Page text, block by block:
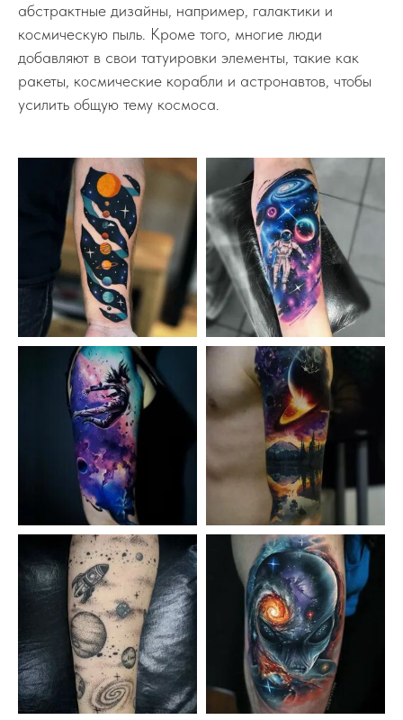
абстрактные дизайны, например, галактики и
космическую пыль. Кроме того, многие люди
добавляют в свои татуировки элементы, такие как
ракеты, космические корабли и астронавтов, чтобы
усилить общую тему космоса.